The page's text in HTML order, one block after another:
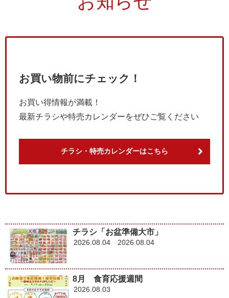
お買い物前にチェック！
お買い得情報が満載！
最新チラシや特売カレンダーをぜひご覧ください
チラシ・特売カレンダーはこちら
チラシ「お盆準備大市」
2026.08.04 2026.08.04
8月 食育応援週間
2026.08.03